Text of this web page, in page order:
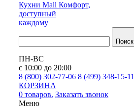
Кухни Mall Комфорт,
доступный
каждому
Поиск
ПН-ВС
с 10:00 до 20:00
8 (800) 302-77-06 8 (499) 348-15-11
КОРЗИНА
0 товаров. Заказать звонок
Меню